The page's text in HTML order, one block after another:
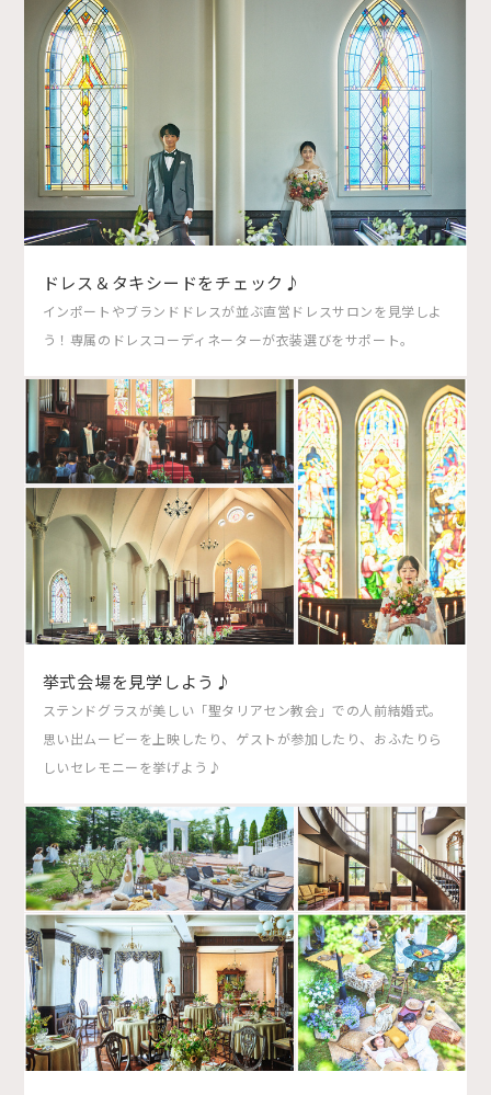
ドレス＆タキシードをチェック♪
インポートやブランドドレスが並ぶ直営ドレスサロンを見学しよ
う！専属のドレスコーディネーターが衣装選びをサポート。
挙式会場を見学しよう♪
ステンドグラスが美しい「聖タリアセン教会」での人前結婚式。
思い出ムービーを上映したり、ゲストが参加したり、おふたりら
しいセレモニーを挙げよう♪